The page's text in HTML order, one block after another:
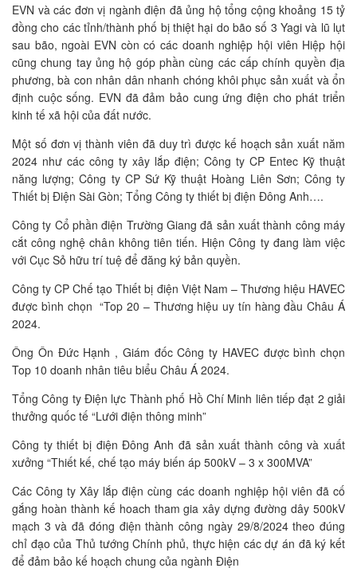
EVN và các đơn vị ngành điện đã ủng hộ tổng cộng khoảng 15 tỷ
đồng cho các tỉnh/thành phố bị thiệt hại do bão số 3 Yagi và lũ lụt
sau bão, ngoài EVN còn có các doanh nghiệp hội viên Hiệp hội
cũng chung tay ủng hộ góp phần cùng các cấp chính quyền địa
phương, bà con nhân dân nhanh chóng khôi phục sản xuất và ổn
định cuộc sống. EVN đã đảm bảo cung ứng điện cho phát triển
kinh tế xã hội của đất nước.
Một số đơn vị thành viên đã duy trì được kế hoạch sản xuất năm
2024 như các công ty xây lắp điện; Công ty CP Entec Kỹ thuật
năng lượng; Công ty CP Sứ Kỹ thuật Hoàng Liên Sơn; Công ty
Thiết bị Điện Sài Gòn; Tổng Công ty thiết bị điện Đông Anh….
Công ty Cổ phần điện Trường Giang đã sản xuất thành công máy
cắt công nghệ chân không tiên tiến. Hiện Công ty đang làm việc
với Cục Sỏ hữu trí tuệ để đăng ký bản quyền.
Công ty CP Chế tạo Thiết bị điện Việt Nam – Thương hiệu HAVEC
được bình chọn “Top 20 – Thương hiệu uy tín hàng đầu Châu Á
2024.
Ông Ôn Đức Hạnh , Giám đốc Công ty HAVEC được bình chọn
Top 10 doanh nhân tiêu biểu Châu Á 2024.
Tổng Công ty Điện lực Thành phố Hồ Chí Minh liên tiếp đạt 2 giải
thưởng quốc tế “Lưới điện thông minh”
Công ty thiết bị điện Đông Anh đã sản xuất thành công và xuất
xưởng “Thiết kế, chế tạo máy biến áp 500kV – 3 x 300MVA”
Các Công ty Xây lắp điện cùng các doanh nghiệp hội viên đã cố
gắng hoàn thành kế hoach tham gia xây dựng đường dây 500kV
mạch 3 và đã đóng điện thành công ngày 29/8/2024 theo đúng
chỉ đạo của Thủ tướng Chính phủ, thực hiện các dự án đã ký kết
để đảm bảo kế hoạch chung của ngành Điện